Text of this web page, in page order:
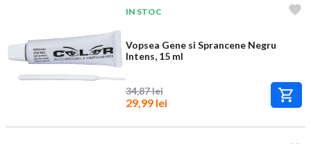
IN STOC
Vopsea Gene si Sprancene Negru
Intens, 15 ml
34,87 lei
29,99 lei